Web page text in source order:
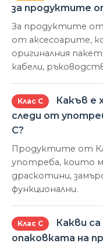
за продуктите
За продуктите от
от аксесоарите,
оригиналния
кабели,
Клас С
Какъв е
следи от
С?
Продуктите от
употреба, които
драскотини,
функционални.
Клас С
Какви
опаковката на